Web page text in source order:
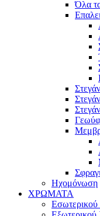
Όλα
Ηχομόνωση
ΧΡΩΜΑΤΑ